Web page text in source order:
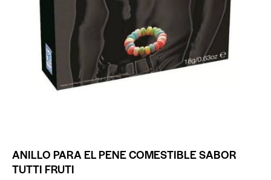
ANILLO PARA EL PENE COMESTIBLE SABOR
TUTTI FRUTI